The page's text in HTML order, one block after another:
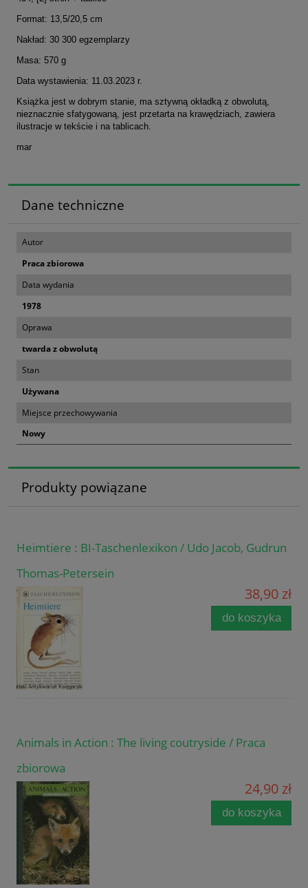
Format: 13,5/20,5 cm
Nakład: 30 300 egzemplarzy
Masa: 570 g
Data wystawienia: 11.03.2023 r.
Książka jest w dobrym stanie, ma sztywną okładką z obwolutą,
nieznacznie sfatygowaną, jest przetarta na krawędziach, zawiera
ilustracje w tekście i na tablicach.
mar
Dane techniczne
Autor
Praca zbiorowa
Data wydania
1978
Oprawa
twarda z obwolutą
Stan
Używana
Miejsce przechowywania
Nowy
Produkty powiązane
Heimtiere : BI-Taschenlexikon / Udo Jacob, Gudrun
Thomas-Petersein
38,90 zł
do koszyka
Animals in Action : The living coutryside / Praca
zbiorowa
24,90 zł
do koszyka